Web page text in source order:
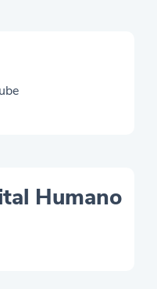
Humano